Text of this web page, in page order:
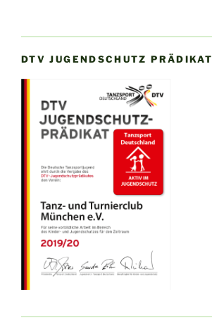
DTV JUGENDSCHUTZ PRÄDIKAT